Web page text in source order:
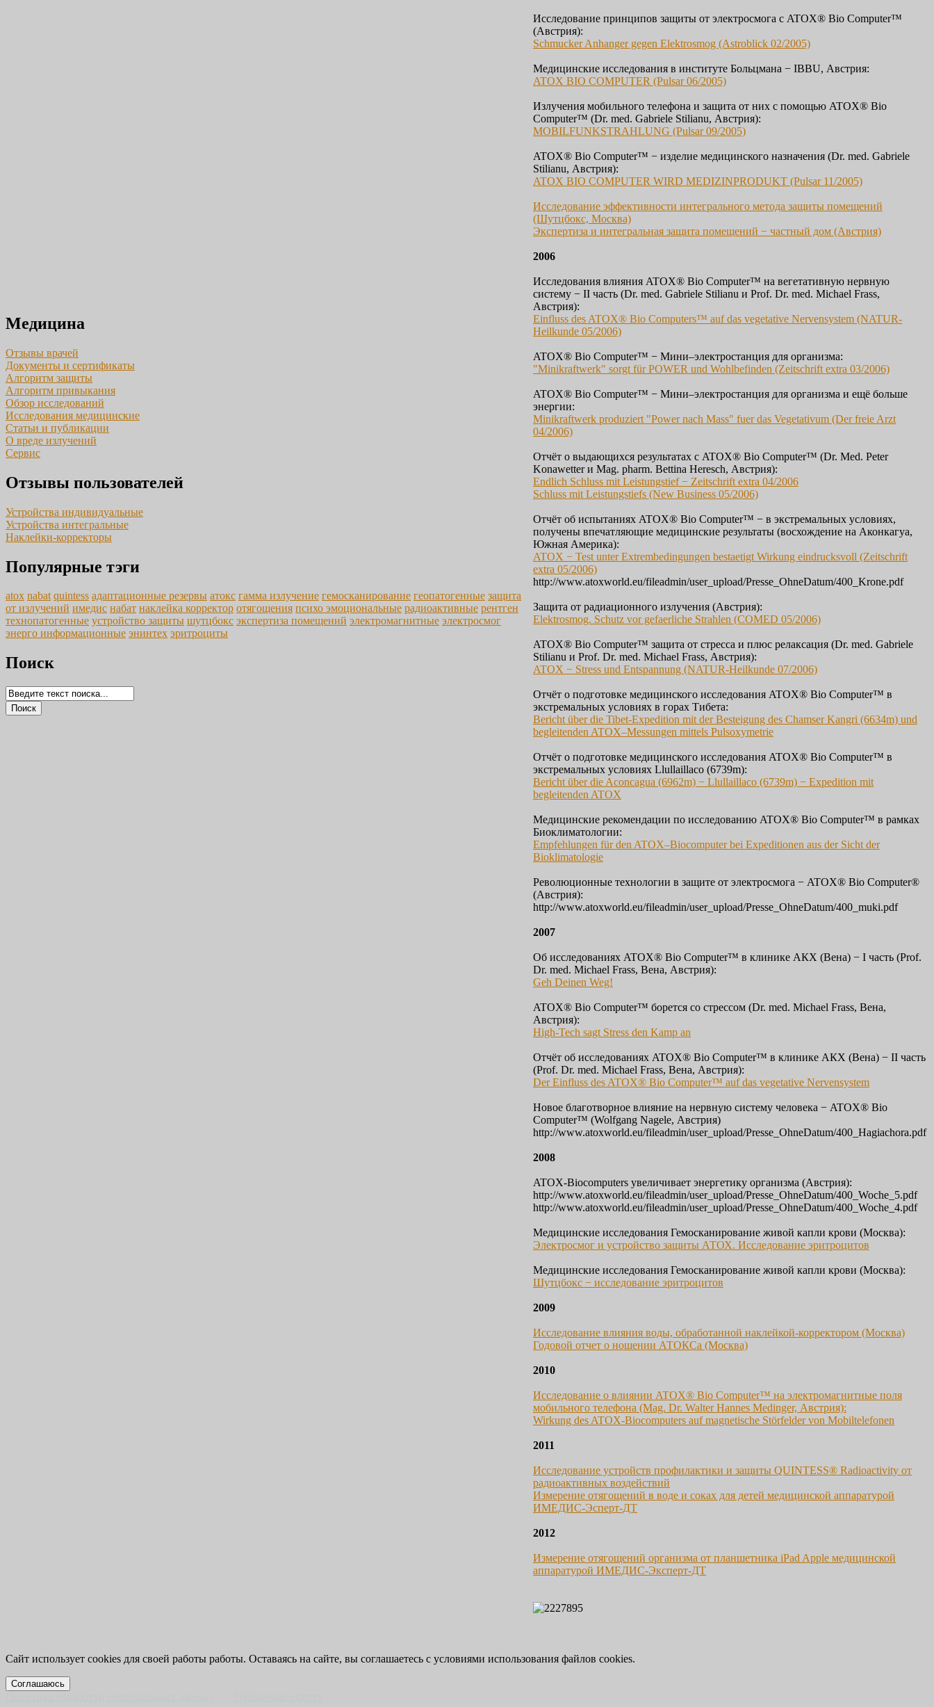
Медицина
Отзывы врачей
Документы и сертификаты
Алгоритм защиты
Алгоритм привыкания
Обзор исследований
Исследования медицинские
Статьи и публикации
О вреде излучений
Сервис
Отзывы пользователей
Устройства индивидуальные
Устройства интегральные
Наклейки-корректоры
Популярные тэги
atox nabat quintess адаптационные резервы атокс гамма излучение гемосканирование геопатогенные защита
от излучений имедис набат наклейка корректор отягощения психо эмоциональные радиоактивные рентген
технопатогенные устройство защиты шутцбокс экспертиза помещений электромагнитные электросмог
энерго информационные энинтех эритроциты
Поиск
Исследование принципов защиты от электросмога с ATOX® Bio Computer™
(Австрия):
Schmucker Anhanger gegen Elektrosmog (Astroblick 02/2005)
Медицинские исследования в институте Больцмана − IBBU, Австрия:
ATOX BIO COMPUTER (Pulsar 06/2005)
Излучения мобильного телефона и защита от них с помощью ATOX® Bio
Computer™ (Dr. med. Gabriele Stilianu, Австрия):
MOBILFUNKSTRAHLUNG (Pulsar 09/2005)
ATOX® Bio Computer™ − изделие медицинского назначения (Dr. med. Gabriele
Stilianu, Австрия):
ATOX BIO COMPUTER WIRD MEDIZINPRODUKT (Pulsar 11/2005)
Исследование эффективности интегрального метода защиты помещений
(Шутцбокс, Москва)
Экспертиза и интегральная защита помещений − частный дом (Австрия)
2006
Исследования влияния ATOX® Bio Computer™ на вегетативную нервную
систему − II часть (Dr. med. Gabriele Stilianu и Prof. Dr. med. Michael Frass,
Австрия):
Einfluss des ATOX® Bio Computers™ auf das vegetative Nervensystem (NATUR-
Heilkunde 05/2006)
ATOX® Bio Computer™ − Мини–электростанция для организма:
"Minikraftwerk" sorgt für POWER und Wohlbefinden (Zeitschrift extra 03/2006)
ATOX® Bio Computer™ − Мини–электростанция для организма и ещё больше
энергии:
Minikraftwerk produziert "Power nach Mass" fuer das Vegetativum (Der freie Arzt
04/2006)
Отчёт о выдающихся результатах с ATOX® Bio Computer™ (Dr. Med. Peter
Konawetter и Mag. pharm. Bettina Heresch, Австрия):
Endlich Schluss mit Leistungstief − Zeitschrift extra 04/2006
Schluss mit Leistungstiefs (New Business 05/2006)
Отчёт об испытаниях ATOX® Bio Computer™ − в экстремальных условиях,
получены впечатляющие медицинские результаты (восхождение на Аконкагуа,
Южная Америка):
ATOX − Test unter Extrembedingungen bestaetigt Wirkung eindrucksvoll (Zeitschrift
extra 05/2006)
http://www.atoxworld.eu/fileadmin/user_upload/Presse_OhneDatum/400_Krone.pdf
Защита от радиационного излучения (Австрия):
Elektrosmog. Schutz vor gefaerliche Strahlen (COMED 05/2006)
ATOX® Bio Computer™ защита от стресса и плюс релаксация (Dr. med. Gabriele
Stilianu и Prof. Dr. med. Michael Frass, Австрия):
ATOX − Stress und Entspannung (NATUR-Heilkunde 07/2006)
Отчёт о подготовке медицинского исследования ATOX® Bio Computer™ в
экстремальных условиях в горах Тибета:
Bericht über die Tibet-Expedition mit der Besteigung des Chamser Kangri (6634m) und
begleitenden ATOX–Messungen mittels Pulsoxymetrie
Отчёт о подготовке медицинского исследования ATOX® Bio Computer™ в
экстремальных условиях Llullaillaco (6739m):
Bericht über die Aconcagua (6962m) − Llullaillaco (6739m) − Expedition mit
begleitenden ATOX
Медицинские рекомендации по исследованию ATOX® Bio Сomputer™ в рамках
Биоклиматологии:
Empfehlungen für den ATOX–Biocomputer bei Expeditionen aus der Sicht der
Bioklimatologie
Революционные технологии в защите от электросмога − ATOX® Bio Сomputer®
(Австрия):
http://www.atoxworld.eu/fileadmin/user_upload/Presse_OhneDatum/400_muki.pdf
2007
Об исследованиях ATOX® Bio Сomputer™ в клинике АКХ (Вена) − I часть (Prof.
Dr. med. Michael Frass, Вена, Австрия):
Geh Deinen Weg!
ATOX® Bio Сomputer™ борется со стрессом (Dr. med. Michael Frass, Вена,
Австрия):
High-Tech sagt Stress den Kamp an
Отчёт об исследованиях ATOX® Bio Сomputer™ в клинике АКХ (Вена) − II часть
(Prof. Dr. med. Michael Frass, Вена, Австрия):
Der Einfluss des ATOX® Bio Computer™ auf das vegetative Nervensystem
Новое благотворное влияние на нервную систему человека − ATOX® Bio
Сomputer™ (Wolfgang Nagele, Австрия)
http://www.atoxworld.eu/fileadmin/user_upload/Presse_OhneDatum/400_Hagiachora.pdf
2008
ATOX-Biocomputers увеличивает энергетику организма (Австрия):
http://www.atoxworld.eu/fileadmin/user_upload/Presse_OhneDatum/400_Woche_5.pdf
http://www.atoxworld.eu/fileadmin/user_upload/Presse_OhneDatum/400_Woche_4.pdf
Медицинские исследования Гемосканирование живой капли крови (Москва):
Электросмог и устройство защиты АТОХ. Исследование эритроцитов
Медицинские исследования Гемосканирование живой капли крови (Москва):
Шутцбокс − исследование эритроцитов
2009
Исследование влияния воды, обработанной наклейкой-корректором (Москва)
Годовой отчет о ношении АТОКСа (Москва)
2010
Исследование о влиянии ATOX® Bio Сomputer™ на электромагнитные поля
мобильного телефона (Mag. Dr. Walter Hannes Medinger, Австрия):
Wirkung des ATOX-Biocomputers auf magnetische Störfelder von Mobiltelefonen
2011
Исследование устройств профилактики и защиты QUINTESS® Radioactivity от
радиоактивных воздействий
Измерение отягощений в воде и соках для детей медицинской аппаратурой
ИМЕДИС-Эсперт-ДТ
2012
Измерение отягощений организма от планшетника iPad Apple медицинской
аппаратурой ИМЕДИС-Эксперт-ДТ
Сайт использует cookies для своей работы работы. Оставаясь на сайте, вы соглашаетесь с условиями использования файлов cookies.
Соглашаюсь